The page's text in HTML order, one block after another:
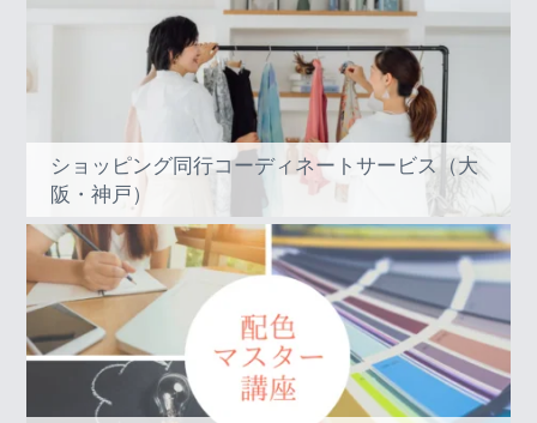
ショッピング同行コーディネートサービス（大
阪・神戸）